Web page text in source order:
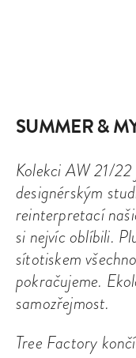
SUMMER &
Kolekci AW 21/
designérským
reinterpretací
si nejvíc oblíbili.
sítotiskem
pokračujeme.
samozřejmost.
Tree Factory